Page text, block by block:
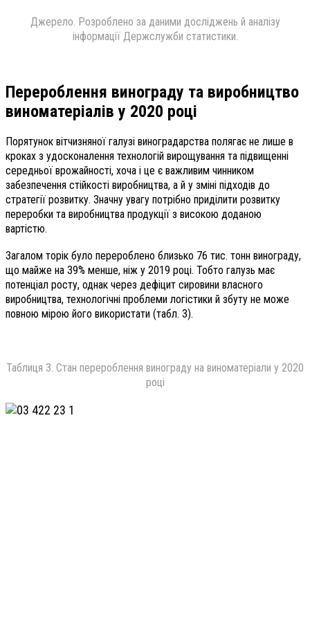
Джерело. Розроблено за даними досліджень й аналізу
інформації Держслужби статистики.
Перероблення винограду та виробництво
виноматеріалів у 2020 році
Порятунок вітчизняної галузі виноградарства полягає не лише в
кроках з удосконалення технологій вирощування та підвищенні
середньої врожайності, хоча і це є важливим чинником
забезпечення стійкості виробництва, а й у зміні підходів до
стратегії розвитку. Значну увагу потрібно приділити розвитку
переробки та виробництва продукції з високою доданою
вартістю.
Загалом торік було перероблено близько 76 тис. тонн винограду,
що майже на 39% менше, ніж у 2019 році. Тобто галузь має
потенціал росту, однак через дефіцит сировини власного
виробництва, технологічні проблеми логістики й збуту не може
повною мірою його використати (табл. 3).
Таблиця 3. Стан перероблення винограду на виноматеріали у 2020
році